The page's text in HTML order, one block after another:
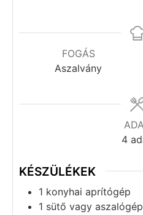
FOGÁS
Aszalvány
4
KÉSZÜLÉKEK
1 konyhai aprítógép
1 sütő vagy aszalógép